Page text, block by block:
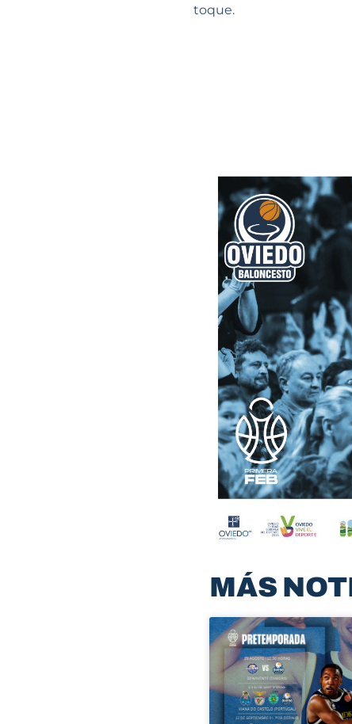
toque.
MÁS